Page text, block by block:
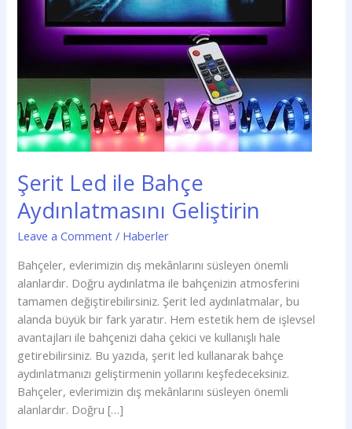
Şerit Led ile Bahçe
Aydınlatmasını Geliştirin
Leave a Comment / Haberler
Bahçeler, evlerimizin dış mekânlarını süsleyen önemli
alanlardır. Doğru aydınlatma ile bahçenizin atmosferini
tamamen değiştirebilirsiniz. Şerit led aydınlatmalar, bu
alanda büyük bir fark yaratır. Hem estetik hem de işlevsel
avantajları ile bahçenizi daha çekici ve kullanışlı hale
getirebilirsiniz. Bu yazıda, şerit led kullanarak bahçe
aydınlatmanızı geliştirmenin yollarını keşfedeceksiniz.
Bahçeler, evlerimizin dış mekânlarını süsleyen önemli
alanlardır. Doğru […]